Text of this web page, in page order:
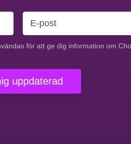
för att ge dig information om
uppdaterad